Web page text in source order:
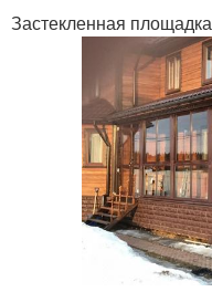
Застекленная площадка